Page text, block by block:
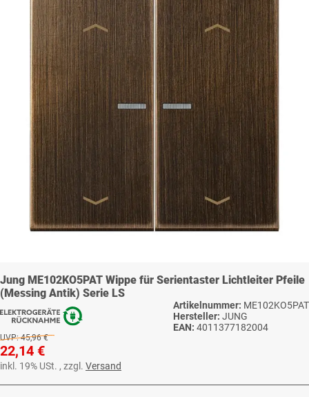
Jung ME102KO5PAT Wippe für Serientaster Lichtleiter Pfeile
(Messing Antik) Serie LS
Artikelnummer: ME102KO5PAT
Hersteller: JUNG
EAN: 4011377182004
UVP: 45,96 €
22,14 €
inkl. 19% USt. , zzgl. Versand